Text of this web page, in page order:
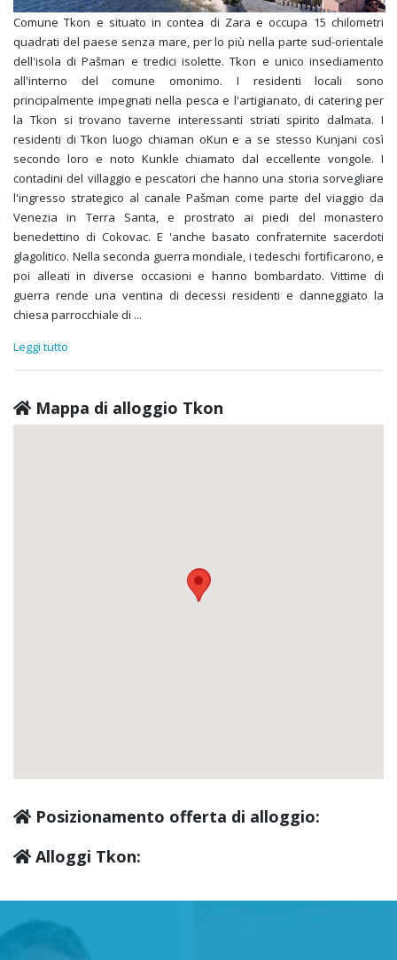
Comune Tkon e situato in contea di Zara e occupa 15 chilometri
quadrati del paese senza mare, per lo più nella parte sud-orientale
dell'isola di Pašman e tredici isolette. Tkon e unico insediamento
all'interno del comune omonimo. I residenti locali sono
principalmente impegnati nella pesca e l'artigianato, di catering per
la Tkon si trovano taverne interessanti striati spirito dalmata. I
residenti di Tkon luogo chiaman oKun e a se stesso Kunjani così
secondo loro e noto Kunkle chiamato dal eccellente vongole. I
contadini del villaggio e pescatori che hanno una storia sorvegliare
l'ingresso strategico al canale Pašman come parte del viaggio da
Venezia in Terra Santa, e prostrato ai piedi del monastero
benedettino di Cokovac. E 'anche basato confraternite sacerdoti
glagolitico. Nella seconda guerra mondiale, i tedeschi fortificarono, e
poi alleati in diverse occasioni e hanno bombardato. Vittime di
guerra rende una ventina di decessi residenti e danneggiato la
chiesa parrocchiale di ...
Leggi tutto
Mappa di alloggio Tkon
Posizionamento offerta di alloggio:
Alloggi Tkon: